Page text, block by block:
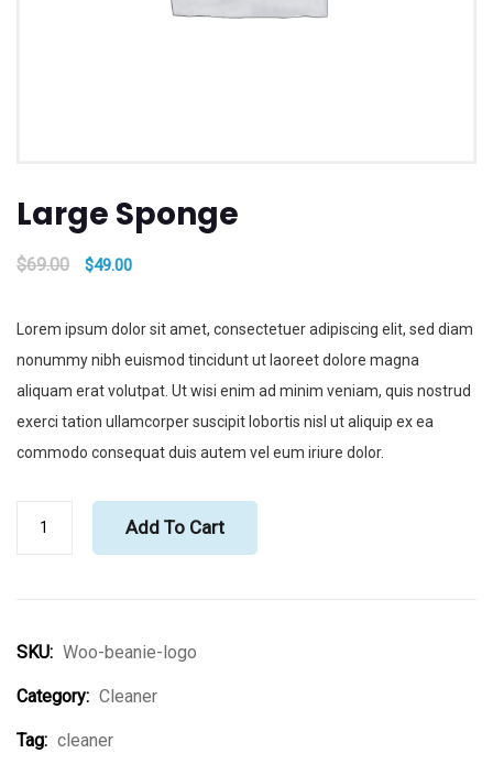
Large Sponge
$69.00 $49.00
Lorem ipsum dolor sit amet, consectetuer adipiscing elit, sed diam
nonummy nibh euismod tincidunt ut laoreet dolore magna
aliquam erat volutpat. Ut wisi enim ad minim veniam, quis nostrud
exerci tation ullamcorper suscipit lobortis nisl ut aliquip ex ea
commodo consequat duis autem vel eum iriure dolor.
Add To Cart
SKU: Woo-beanie-logo
Category: Cleaner
Tag: cleaner